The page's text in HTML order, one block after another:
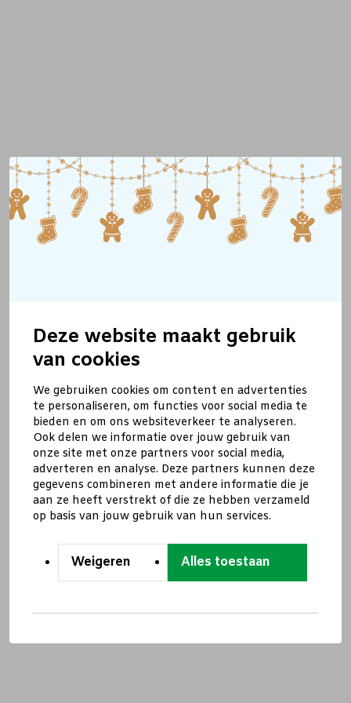
Deze website maakt gebruik
van cookies
We gebruiken cookies om content en advertenties
te personaliseren, om functies voor social media te
bieden en om ons websiteverkeer te analyseren.
Ook delen we informatie over jouw gebruik van
onze site met onze partners voor social media,
adverteren en analyse. Deze partners kunnen deze
gegevens combineren met andere informatie die je
aan ze heeft verstrekt of die ze hebben verzameld
op basis van jouw gebruik van hun services.
Weigeren Alles toestaan